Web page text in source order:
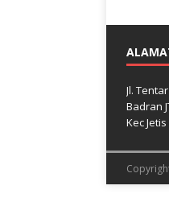
Jl.
Badran
Kec